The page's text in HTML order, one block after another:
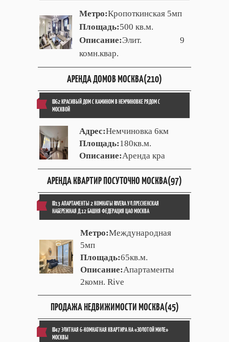
Метро:Кропоткинская 5мп
Площадь:500 кв.м.
Описание:Элит. 9
комн.квар.
АРЕНДА ДОМОВ МОСКВА(210)
ID62 КРАСИВЫЙ ДОМ С КАМИНОМ В НЕМЧИНОВКЕ РЯДОМ С
МОСКВОЙ
Адрес:Немчиновка 6км
Площадь:180кв.м.
Описание:Аренда кра
АРЕНДА КВАРТИР ПОСУТОЧНО МОСКВА(97)
ID13 АПАРТАМЕНТЫ 2 КОМНАТЫ RIVERA УЛ.ПРЕСНЕНСКАЯ
НАБЕРЕЖНАЯ Д.12 БАШНЯ ФЕДЕРАЦИЯ ЦАО МОСКВА
Метро:Международная
5мп
Площадь:65кв.м.
Описание:Апартаменты
2комн. Rive
ПРОДАЖА НЕДВИЖИМОСТИ МОСКВА(45)
ID47 ЭЛИТНАЯ 6-КОМНАТНАЯ КВАРТИРА НА «ЗОЛОТОЙ МИЛЕ»
МОСКВЫ